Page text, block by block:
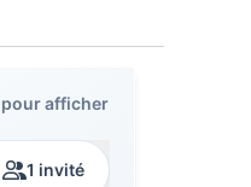
pour afficher
1 invité